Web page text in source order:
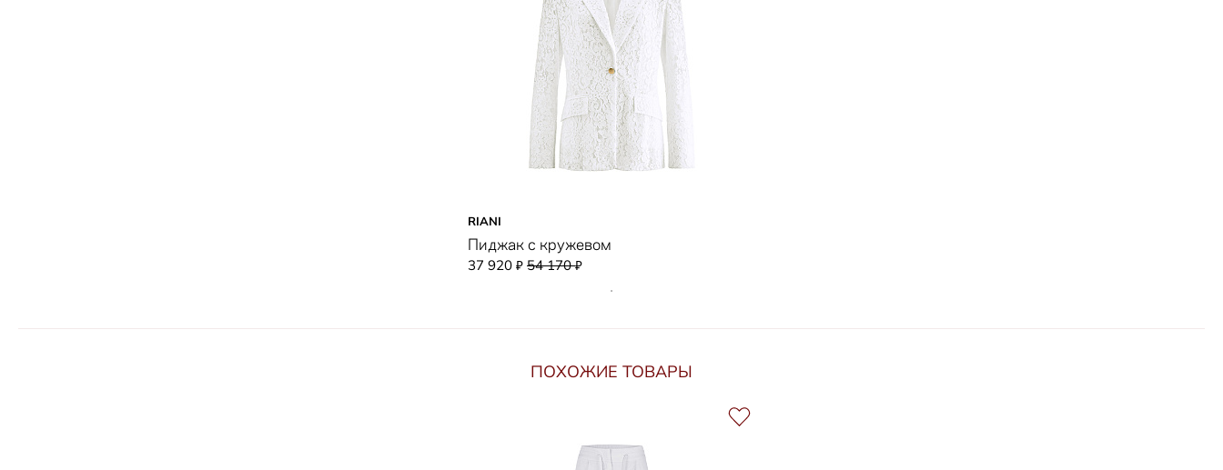
RIANI
Пиджак с кружевом
37 920 ₽ 54 170₽
ПОХОЖИЕ ТОВАРЫ